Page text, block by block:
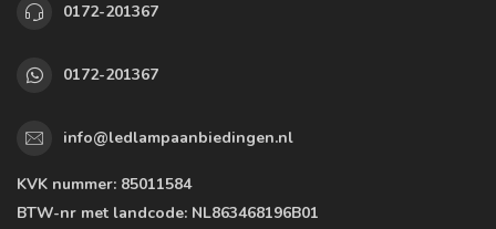
0172-201367
0172-201367
info@ledlampaanbiedingen.nl
KVK nummer: 85011584
BTW-nr met landcode: NL863468196B01